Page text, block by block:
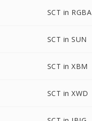
SCT in RGBA
SCT in SUN
SCT in XBM
SCT in XWD